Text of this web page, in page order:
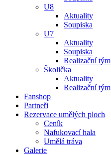
U8
Aktuality
Soupiska
U7
Aktuality
Soupiska
Realizační tým
Školička
Aktuality
Realizační tým
Fanshop
Partneři
Rezervace umělých ploch
Ceník
Nafukovací hala
Umělá tráva
Galerie